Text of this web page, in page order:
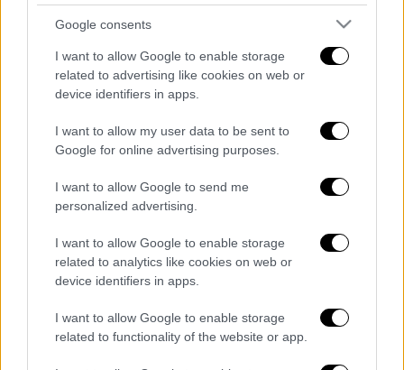
Google consents
I want to allow Google to enable storage
related to advertising like cookies on web or
device identifiers in apps.
I want to allow my user data to be sent to
Google for online advertising purposes.
I want to allow Google to send me
personalized advertising.
I want to allow Google to enable storage
related to analytics like cookies on web or
device identifiers in apps.
I want to allow Google to enable storage
related to functionality of the website or app.
καταχώρηση
Διαβάστε ακόμη
Τα «γεράκια» της Ψάθας: Έσωσαν από τη
έδιωχνε - «Πέρασε όλη η ζωή μπροστά μου»